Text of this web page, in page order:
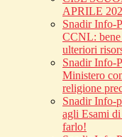
APRILE
Snadir Info-
CCNL: bene
ulteriori
Snadir Info-
Ministero
religione
Snadir Info-
agli Esami
farlo!